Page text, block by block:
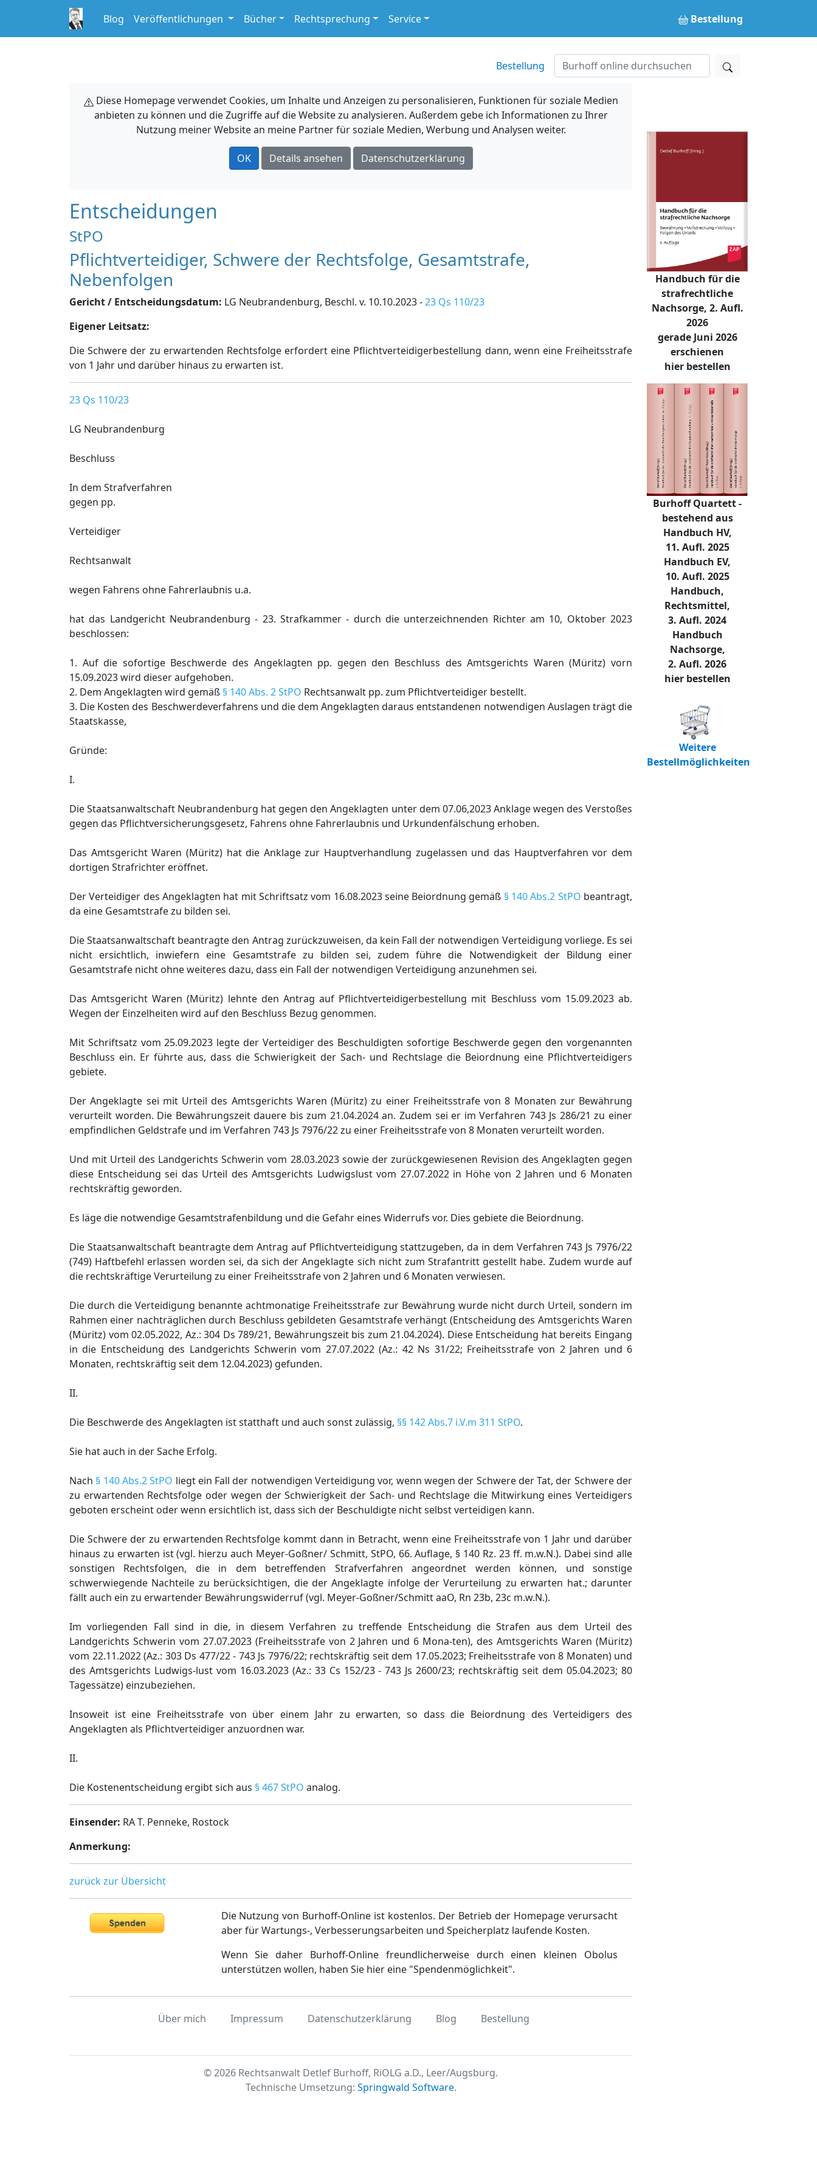
Blog Veröffentlichungen Bücher Rechtsprechung Service Bestellung
Bestellung
Diese Homepage verwendet Cookies, um Inhalte und Anzeigen zu personalisieren, Funktionen für soziale Medien
anbieten zu können und die Zugriffe auf die Website zu analysieren. Außerdem gebe ich Informationen zu Ihrer
Nutzung meiner Website an meine Partner für soziale Medien, Werbung und Analysen weiter.
OK Details ansehen Datenschutzerklärung
Entscheidungen
StPO
Pflichtverteidiger, Schwere der Rechtsfolge, Gesamtstrafe,
Nebenfolgen
Gericht / Entscheidungsdatum: LG Neubrandenburg, Beschl. v. 10.10.2023 -23 Qs 110/23
Eigener Leitsatz:
Die Schwere der zu erwartenden Rechtsfolge erfordert eine Pflichtverteidigerbestellung dann, wenn eine Freiheitsstrafe
von 1 Jahr und darüber hinaus zu erwarten ist.
23 Qs 110/23
LG Neubrandenburg
Beschluss
In dem Strafverfahren
gegen pp.
Verteidiger
Rechtsanwalt
wegen Fahrens ohne Fahrerlaubnis u.a.
hat das Landgericht Neubrandenburg - 23. Strafkammer - durch die unterzeichnenden Richter am 10, Oktober 2023
beschlossen:
1. Auf die sofortige Beschwerde des Angeklagten pp. gegen den Beschluss des Amtsgerichts Waren (Müritz) vorn
15.09.2023 wird dieser aufgehoben.
2. Dem Angeklagten wird gemäß § 140 Abs. 2 StPO Rechtsanwalt pp. zum Pflichtverteidiger bestellt.
3. Die Kosten des Beschwerdeverfahrens und die dem Angeklagten daraus entstandenen notwendigen Auslagen trägt die
Staatskasse,
Gründe:
I.
Die Staatsanwaltschaft Neubrandenburg hat gegen den Angeklagten unter dem 07.06,2023 Anklage wegen des Verstoßes
gegen das Pflichtversicherungsgesetz, Fahrens ohne Fahrerlaubnis und Urkundenfälschung erhoben.
Das Amtsgericht Waren (Müritz) hat die Anklage zur Hauptverhandlung zugelassen und das Hauptverfahren vor dem
dortigen Strafrichter eröffnet.
Der Verteidiger des Angeklagten hat mit Schriftsatz vom 16.08.2023 seine Beiordnung gemäß § 140 Abs.2 StPO beantragt,
da eine Gesamtstrafe zu bilden sei.
Die Staatsanwaltschaft beantragte den Antrag zurückzuweisen, da kein Fall der notwendigen Verteidigung vorliege. Es sei
nicht ersichtlich, inwiefern eine Gesamtstrafe zu bilden sei, zudem führe die Notwendigkeit der Bildung einer
Gesamtstrafe nicht ohne weiteres dazu, dass ein Fall der notwendigen Verteidigung anzunehmen sei.
Das Amtsgericht Waren (Müritz) lehnte den Antrag auf Pflichtverteidigerbestellung mit Beschluss vom 15.09.2023 ab.
Wegen der Einzelheiten wird auf den Beschluss Bezug genommen.
Mit Schriftsatz vom 25.09.2023 legte der Verteidiger des Beschuldigten sofortige Beschwerde gegen den vorgenannten
Beschluss ein. Er führte aus, dass die Schwierigkeit der Sach- und Rechtslage die Beiordnung eine Pflichtverteidigers
gebiete.
Der Angeklagte sei mit Urteil des Amtsgerichts Waren (Müritz) zu einer Freiheitsstrafe von 8 Monaten zur Bewährung
verurteilt worden. Die Bewährungszeit dauere bis zum 21.04.2024 an. Zudem sei er im Verfahren 743 Js 286/21 zu einer
empfindlichen Geldstrafe und im Verfahren 743 Js 7976/22 zu einer Freiheitsstrafe von 8 Monaten verurteilt worden.
Und mit Urteil des Landgerichts Schwerin vom 28.03.2023 sowie der zurückgewiesenen Revision des Angeklagten gegen
diese Entscheidung sei das Urteil des Amtsgerichts Ludwigslust vom 27.07.2022 in Höhe von 2 Jahren und 6 Monaten
rechtskräftig geworden.
Es läge die notwendige Gesamtstrafenbildung und die Gefahr eines Widerrufs vor. Dies gebiete die Beiordnung.
Die Staatsanwaltschaft beantragte dem Antrag auf Pflichtverteidigung stattzugeben, da in dem Verfahren 743 Js 7976/22
(749) Haftbefehl erlassen worden sei, da sich der Angeklagte sich nicht zum Strafantritt gestellt habe. Zudem wurde auf
die rechtskräftige Verurteilung zu einer Freiheitsstrafe von 2 Jahren und 6 Monaten verwiesen.
Die durch die Verteidigung benannte achtmonatige Freiheitsstrafe zur Bewährung wurde nicht durch Urteil, sondern im
Rahmen einer nachträglichen durch Beschluss gebildeten Gesamtstrafe verhängt (Entscheidung des Amtsgerichts Waren
(Müritz) vom 02.05.2022, Az.: 304 Ds 789/21, Bewährungszeit bis zum 21.04.2024). Diese Entscheidung hat bereits Eingang
in die Entscheidung des Landgerichts Schwerin vom 27.07.2022 (Az.: 42 Ns 31/22; Freiheitsstrafe von 2 Jahren und 6
Monaten, rechtskräftig seit dem 12.04.2023) gefunden.
II.
Die Beschwerde des Angeklagten ist statthaft und auch sonst zulässig, §§ 142 Abs.7 i.V.m 311 StPO.
Sie hat auch in der Sache Erfolg.
Nach § 140 Abs.2 StPO liegt ein Fall der notwendigen Verteidigung vor, wenn wegen der Schwere der Tat, der Schwere der
zu erwartenden Rechtsfolge oder wegen der Schwierigkeit der Sach- und Rechtslage die Mitwirkung eines Verteidigers
geboten erscheint oder wenn ersichtlich ist, dass sich der Beschuldigte nicht selbst verteidigen kann.
Die Schwere der zu erwartenden Rechtsfolge kommt dann in Betracht, wenn eine Freiheitsstrafe von 1 Jahr und darüber
hinaus zu erwarten ist (vgl. hierzu auch Meyer-Goßner/ Schmitt, StPO, 66. Auflage, § 140 Rz. 23 ff. m.w.N.). Dabei sind alle
sonstigen Rechtsfolgen, die in dem betreffenden Strafverfahren angeordnet werden können, und sonstige
schwerwiegende Nachteile zu berücksichtigen, die der Angeklagte infolge der Verurteilung zu erwarten hat.; darunter
fällt auch ein zu erwartender Bewährungswiderruf (vgl. Meyer-Goßner/Schmitt aaO, Rn 23b, 23c m.w.N.).
Im vorliegenden Fall sind in die, in diesem Verfahren zu treffende Entscheidung die Strafen aus dem Urteil des
Landgerichts Schwerin vom 27.07.2023 (Freiheitsstrafe von 2 Jahren und 6 Mona-ten), des Amtsgerichts Waren (Müritz)
vom 22.11.2022 (Az.: 303 Ds 477/22 - 743 Js 7976/22; rechtskräftig seit dem 17.05.2023; Freiheitsstrafe von 8 Monaten) und
des Amtsgerichts Ludwigs-lust vom 16.03.2023 (Az.: 33 Cs 152/23 - 743 Js 2600/23; rechtskräftig seit dem 05.04.2023; 80
Tagessätze) einzubeziehen.
Insoweit ist eine Freiheitsstrafe von über einem Jahr zu erwarten, so dass die Beiordnung des Verteidigers des
Angeklagten als Pflichtverteidiger anzuordnen war.
II.
Die Kostenentscheidung ergibt sich aus § 467 StPO analog.
Einsender: RA T. Penneke, Rostock
Anmerkung:
zurück zur Übersicht
Die Nutzung von Burhoff-Online ist kostenlos. Der Betrieb der Homepage verursacht
aber für Wartungs-, Verbesserungsarbeiten und Speicherplatz laufende Kosten.
Wenn Sie daher Burhoff-Online freundlicherweise durch einen kleinen Obolus
unterstützen wollen, haben Sie hier eine "Spendenmöglichkeit".
Über mich Impressum Datenschutzerklärung Blog Bestellung
© 2026 Rechtsanwalt Detlef Burhoff, RiOLG a.D., Leer/Augsburg.
Technische Umsetzung: Springwald Software.
Handbuch für die
strafrechtliche
Nachsorge, 2. Aufl.
2026
gerade Juni 2026
erschienen
hier bestellen
Burhoff Quartett -
bestehend aus
Handbuch HV,
11. Aufl. 2025
Handbuch EV,
10. Aufl. 2025
Handbuch,
Rechtsmittel,
3. Aufl. 2024
Handbuch
Nachsorge,
2. Aufl. 2026
hier bestellen
Weitere
Bestellmöglichkeiten